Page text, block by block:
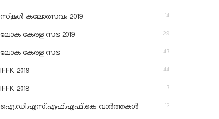
സ്‌കൂള്‍ കലോത്സവം 2019 14
ലോക കേരള സഭ 2019 29
ലോക കേരള സഭ 47
IFFK 2019 44
IFFK 2018 7
ഐ.ഡി.എസ്.എഫ്.എഫ്.കെ വാർത്തകൾ 12